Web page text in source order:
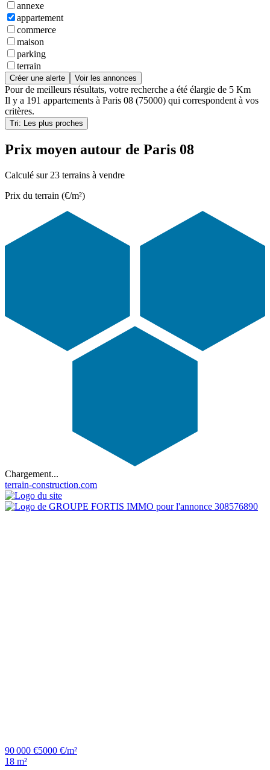
annexe
appartement
commerce
maison
parking
terrain
Créer une alerte Voir les annonces
Pour de meilleurs résultats, votre recherche a été élargie de 5 Km
Il y a 191 appartements à Paris 08 (75000) qui correspondent à vos
critères.
Tri: Les plus proches
Prix moyen autour de Paris 08
Calculé sur 23 terrains à vendre
Prix du terrain (€/m²)
Chargement...
terrain-construction.com
90 000 €5000 €/m²
18 m²